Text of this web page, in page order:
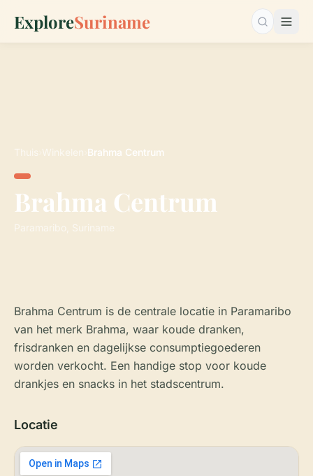
ExploreSuriname Zoeken…
Thuis Winkelen Brahma Centrum
Brahma Centrum
Paramaribo, Suriname
Brahma Centrum is de centrale locatie in Paramaribo
van het merk Brahma, waar koude dranken,
frisdranken en dagelijkse consumptiegoederen
worden verkocht. Een handige stop voor koude
drankjes en snacks in het stadscentrum.
Locatie